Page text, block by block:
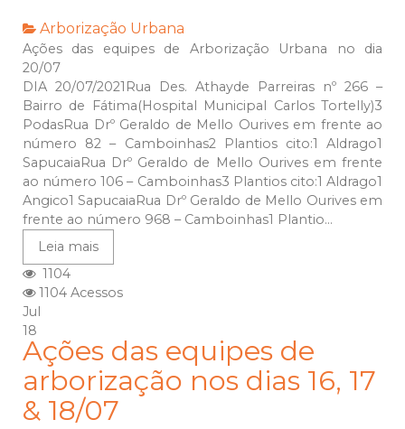
Arborização Urbana
Ações das equipes de Arborização Urbana no dia
20/07
DIA 20/07/2021Rua Des. Athayde Parreiras nº 266 –
Bairro de Fátima(Hospital Municipal Carlos Tortelly)3
PodasRua Drº Geraldo de Mello Ourives em frente ao
número 82 – Camboinhas2 Plantios cito:1 Aldrago1
SapucaiaRua Drº Geraldo de Mello Ourives em frente
ao número 106 – Camboinhas3 Plantios cito:1 Aldrago1
Angico1 SapucaiaRua Drº Geraldo de Mello Ourives em
frente ao número 968 – Camboinhas1 Plantio...
Leia mais
1104
1104 Acessos
Jul
18
Ações das equipes de
arborização nos dias 16, 17
& 18/07